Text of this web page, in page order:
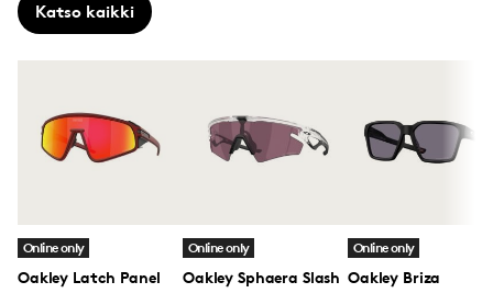
Katso kaikki
Online only
Oakley Latch Panel
Online only
Oakley Sphaera Slash
Online only
Oakley Briza